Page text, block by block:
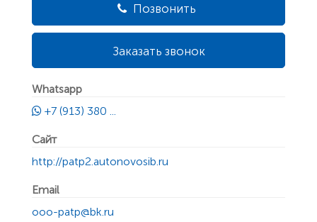
Позвонить
Заказать звонок
Whatsapp
+7 (913) 380 ...
Сайт
http://patp2.autonovosib.ru
Email
ooo-patp@bk.ru